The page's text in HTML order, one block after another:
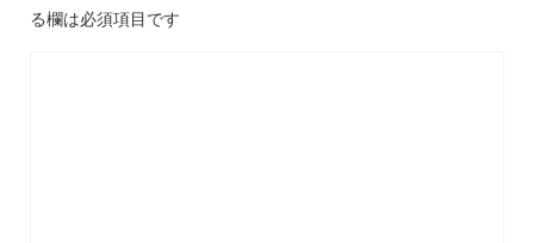
る欄は必須項目です